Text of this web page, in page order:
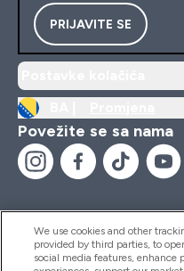
PRIJAVITE SE
Povežite se sa nama
Pomoć I Informacije
We use cookies and other
provided by third parties, to
social media features, enhance